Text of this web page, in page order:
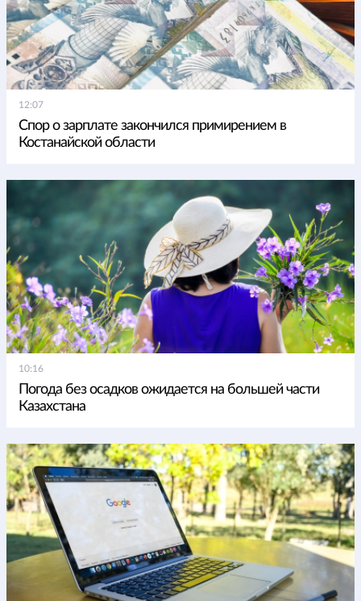
12:07
Спор о зарплате закончился примирением в
Костанайской области
10:16
Погода без осадков ожидается на большей части
Казахстана